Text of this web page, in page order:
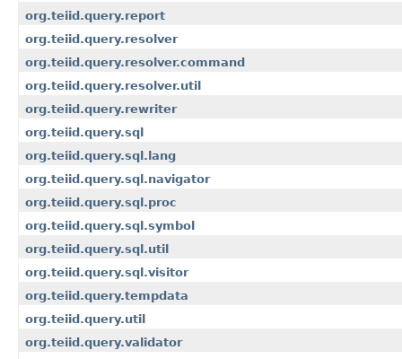
org.teiid.query.report
org.teiid.query.resolver
org.teiid.query.resolver.command
org.teiid.query.resolver.util
org.teiid.query.rewriter
org.teiid.query.sql
org.teiid.query.sql.lang
org.teiid.query.sql.navigator
org.teiid.query.sql.proc
org.teiid.query.sql.symbol
org.teiid.query.sql.util
org.teiid.query.sql.visitor
org.teiid.query.tempdata
org.teiid.query.util
org.teiid.query.validator